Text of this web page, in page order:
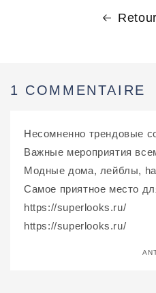
1 COMMENTAIRE
Несомненно трендовые
Важные мероприятия
Модные дома, лейблы,
Самое приятное место
https://superlooks.ru/
https://superlooks.ru/